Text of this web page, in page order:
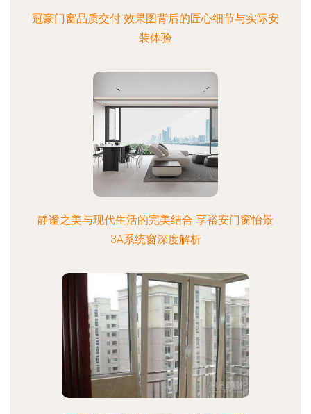
冠豪门窗品质交付 效果图背后的匠心细节与实际安
装体验
静谧之美与现代生活的完美结合 享裕安门窗怡景
3A系统窗深度解析